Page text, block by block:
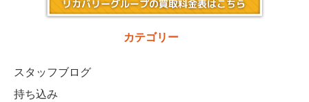
カテゴリー
スタッフブログ
持ち込み